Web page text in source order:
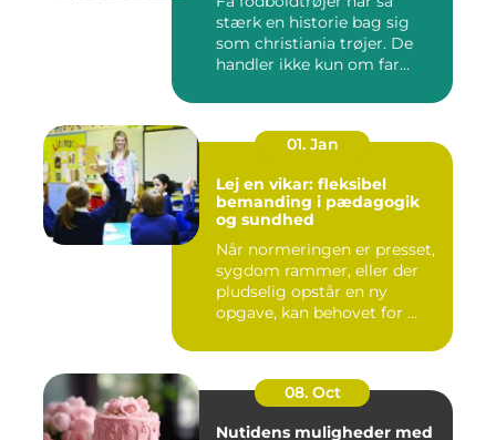
stærk en historie bag sig
som christiania trøjer. De
handler ikke kun om far...
01. Jan
Lej en vikar: fleksibel
bemanding i pædagogik
og sundhed
Når normeringen er presset,
sygdom rammer, eller der
pludselig opstår en ny
opgave, kan behovet for ...
08. Oct
Nutidens muligheder med